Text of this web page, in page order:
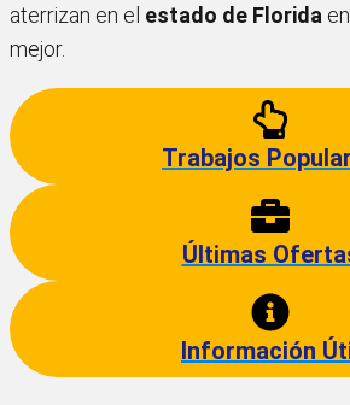
aterrizan en el estado de Florida
mejor.
Trabajos
Últimas
Información